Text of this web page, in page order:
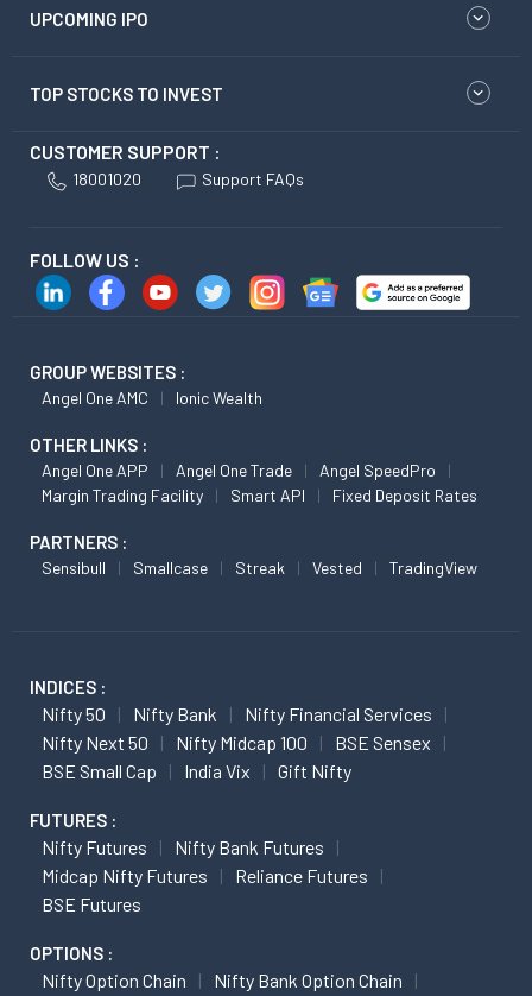
UPCOMING IPO
TOP STOCKS TO INVEST
CUSTOMER SUPPORT :
18001020 Support FAQs
FOLLOW US :
GROUP WEBSITES :
Angel One AMC Ionic Wealth
OTHER LINKS :
Angel One APP Angel One Trade
Angel SpeedPro
Margin Trading Facility
Smart API Fixed Deposit Rates
PARTNERS :
Sensibull Smallcase Streak Vested TradingView
INDICES :
Nifty 50 Nifty Bank
Nifty Financial Services
Nifty Next 50
Nifty Midcap 100
BSE Sensex
BSE Small Cap
India Vix Gift Nifty
FUTURES :
Nifty Futures
Nifty Bank Futures
Midcap Nifty Futures
Reliance Futures
BSE Futures
OPTIONS :
Nifty Option Chain
Nifty Bank Option Chain